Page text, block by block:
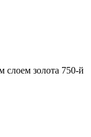
золота 750-й